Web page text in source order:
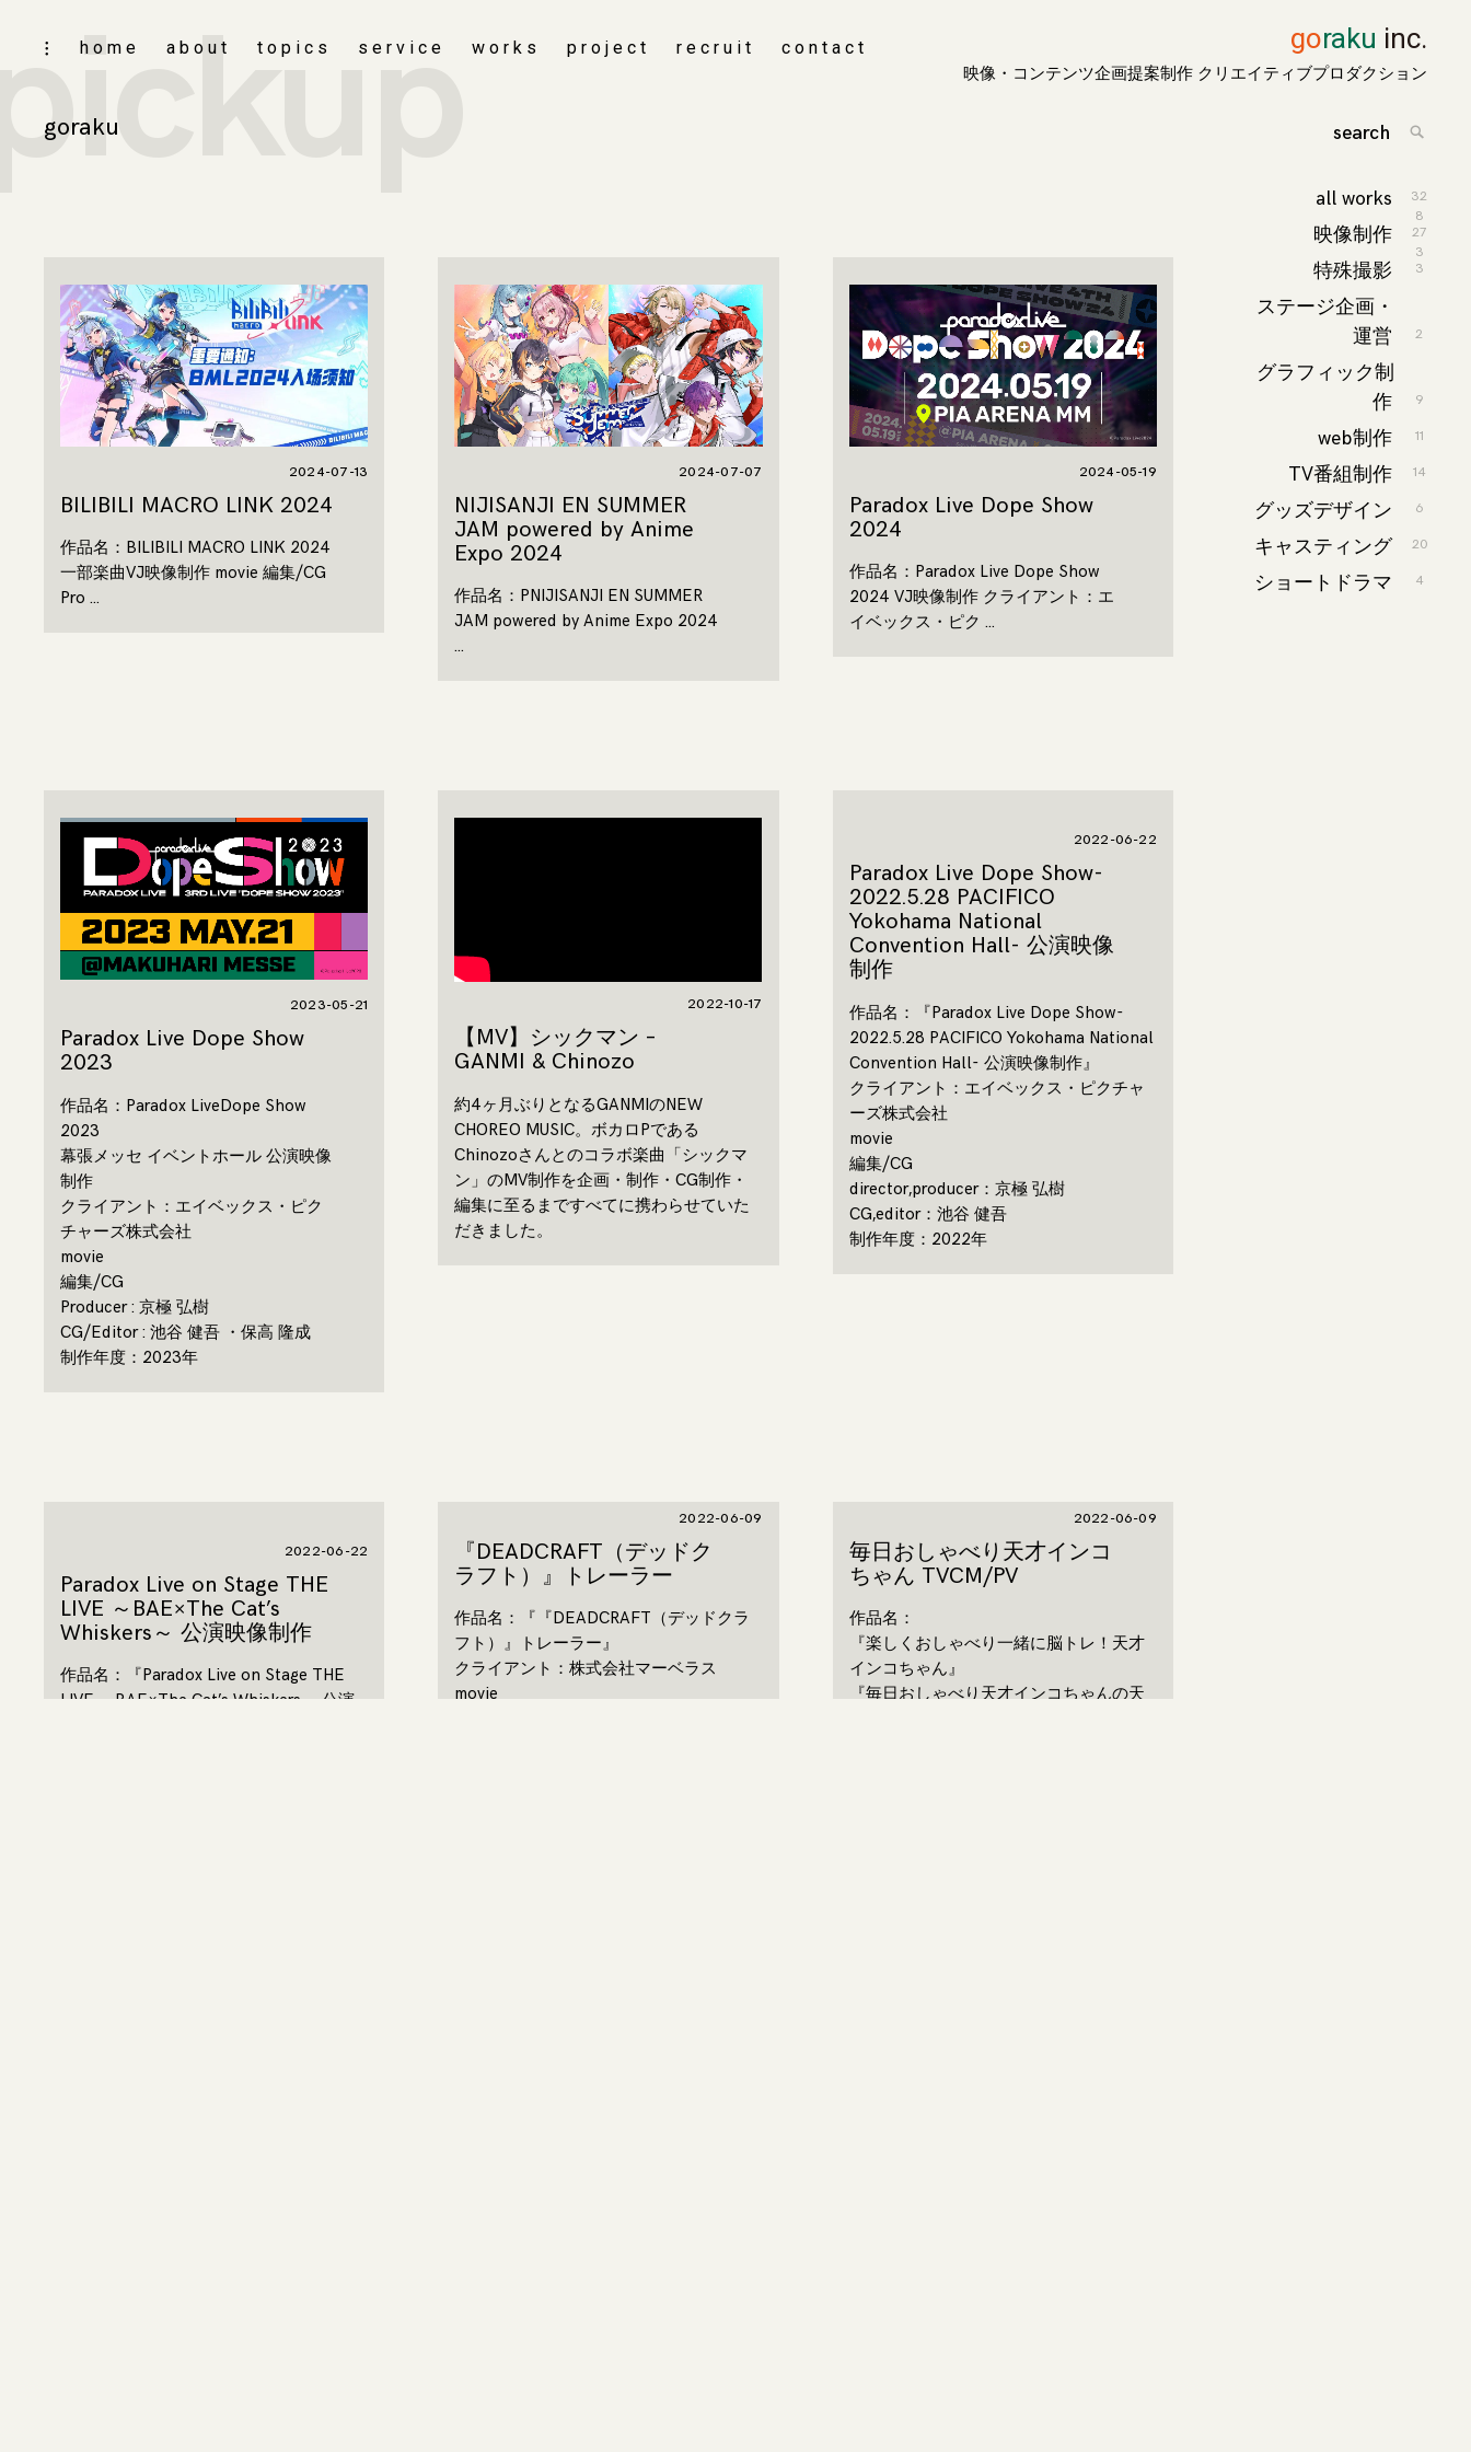
skip
goraku inc.
映像・コンテンツ企画提案制作 クリエイティブプロダクション
togglehome about topics service works project recruit contact
goraku
2024-07-13
BILIBILI MACRO LINK 2024
作品名：BILIBILI MACRO LINK 2024
一部楽曲VJ映像制作 movie 編集/CG
Pro …
2024-07-07
NIJISANJI EN SUMMER
JAM powered by Anime
Expo 2024
作品名：PNIJISANJI EN SUMMER
JAM powered by Anime Expo 2024
…
2024-05-19
Paradox Live Dope Show
2024
作品名：Paradox Live Dope Show
2024 VJ映像制作 クライアント：エ
イベックス・ピク …
2023-05-21
Paradox Live Dope Show
2023
作品名：Paradox LiveDope Show
2023
幕張メッセ イベントホール 公演映像
制作
クライアント：エイベックス・ピク
チャーズ株式会社
movie
編集/CG
Producer : 京極 弘樹
CG/Editor : 池谷 健吾 ・保高 隆成
制作年度：2023年
2022-10-17
【MV】シックマン –
GANMI & Chinozo
約4ヶ月ぶりとなるGANMIのNEW
CHOREO MUSIC。ボカロPである
Chinozoさんとのコラボ楽曲「シックマ
ン」のMV制作を企画・制作・CG制作・
編集に至るまですべてに携わらせていた
だきました。
2022-06-22
Paradox Live Dope Show-
2022.5.28 PACIFICO
Yokohama National
Convention Hall- 公演映像
制作
作品名：『Paradox Live Dope Show-
2022.5.28 PACIFICO Yokohama National
Convention Hall- 公演映像制作』
クライアント：エイベックス・ピクチャ
ーズ株式会社
movie
編集/CG
director,producer：京極 弘樹
CG,editor：池谷 健吾
制作年度：2022年
2022-06-22
Paradox Live on Stage THE
LIVE ～BAE×The Cat’s
Whiskers～ 公演映像制作
作品名：『Paradox Live on Stage THE
LIVE ～BAE×The Cat’s Whiskers～ 公演
2022-06-09
『DEADCRAFT（デッドク
ラフト）』トレーラー
作品名：『『DEADCRAFT（デッドクラ
フト）』トレーラー』
クライアント：株式会社マーベラス
movie
2022-06-09
毎日おしゃべり天才インコ
ちゃん TVCM/PV
作品名：
『楽しくおしゃべり一緒に脳トレ！天才
インコちゃん』
『毎日おしゃべり天才インコちゃんの天
all works
32
8
映像制作
27
3
特殊撮影 3
ステージ企画・
運営
2
グラフィック制
作
9
web制作 11
TV番組制作 14
グッズデザイン 6
キャスティング 20
ショートドラマ 4